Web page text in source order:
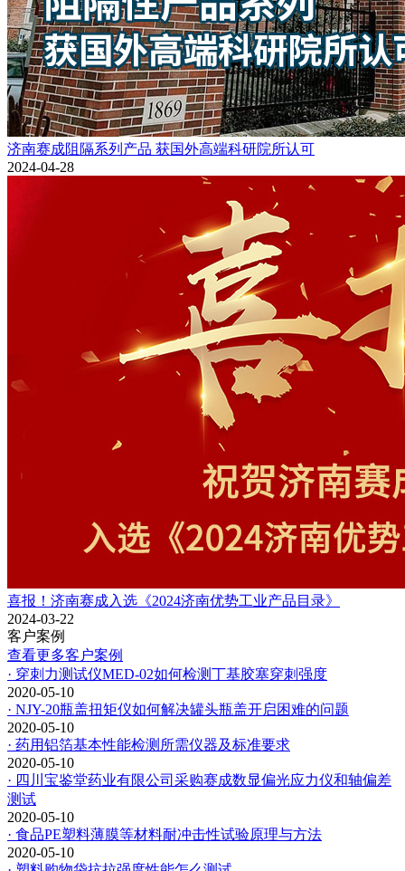
济南赛成阻隔系列产品 获国外高端科研院所认可
2024-04-28
喜报！济南赛成入选《2024济南优势工业产品目录》
2024-03-22
客户案例
查看更多客户案例
· 穿刺力测试仪MED-02如何检测丁基胶塞穿刺强度
2020-05-10
· NJY-20瓶盖扭矩仪如何解决罐头瓶盖开启困难的问题
2020-05-10
· 药用铝箔基本性能检测所需仪器及标准要求
2020-05-10
· 四川宝鉴堂药业有限公司采购赛成数显偏光应力仪和轴偏差
测试
2020-05-10
· 食品PE塑料薄膜等材料耐冲击性试验原理与方法
2020-05-10